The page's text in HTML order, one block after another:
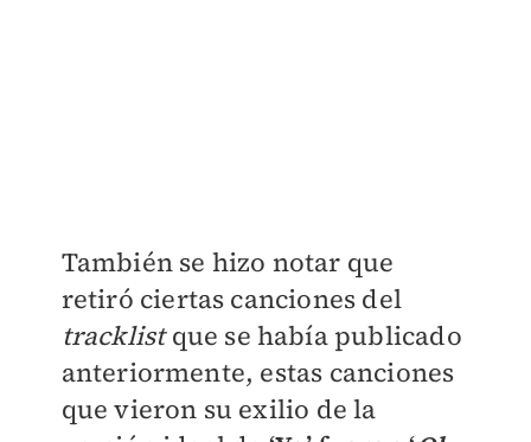
También se hizo notar que
retiró ciertas canciones del
tracklistque se había publicado
anteriormente, estas canciones
que vieron su exilio de la